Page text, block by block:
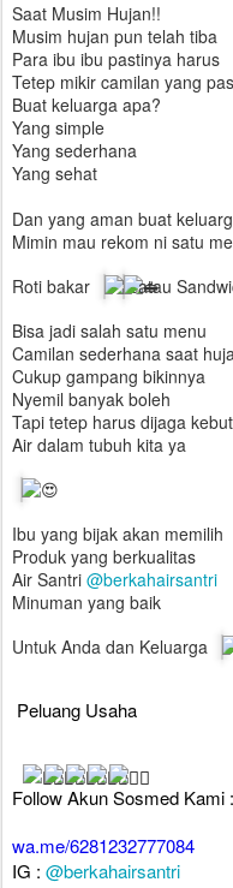
Saat Musim Hujan!!
Musim hujan pun telah tiba
Para ibu ibu pastinya harus
Tetep mikir camilan yang pas
Buat keluarga apa?
Yang simple
Yang sederhana
Yang sehat
Dan yang aman buat
Mimin mau rekom ni satu
Roti bakar
atau
Bisa jadi salah satu menu
Camilan sederhana saat
Cukup gampang bikinnya
Nyemil banyak boleh
Tapi tetep harus dijaga
Air dalam tubuh kita ya
Ibu yang bijak akan memilih
Produk yang berkualitas
Air Santri @berkahairsantri
Minuman yang baik
Untuk Anda dan Keluarga
Peluang Usaha
Follow Akun Sosmed Kami :
wa.me/6281232777084
IG : @berkahairsantri